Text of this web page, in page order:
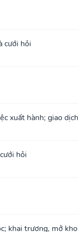
cưới hỏi
xuất hành; giao
hỏi
khai trương, mở kho